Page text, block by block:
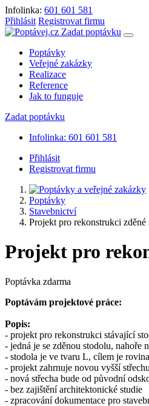
Infolinka: 601 601 581
Přihlásit Registrovat firmu
Zadat poptávku
Poptávky
Veřejné zakázky
Realizace
Reference
Jak to funguje
Zadat poptávku
Infolinka: 601 601 581
Přihlásit
Registrovat firmu
Poptávky
Stavebnictví
Projekt pro rekonstrukci
Projekt pro
Poptávka zdarma
Poptávám projektové práce:
Popis:
- projekt pro rekonstrukci stávající
- jedná je se zděnou stodolu, nahoře
- stodola je ve tvaru L, cílem je rovina
- projekt zahrnuje novou vyšší
- nová střecha bude od původní
- bez zajištění architektonické studie
- zpracování dokumentace pro